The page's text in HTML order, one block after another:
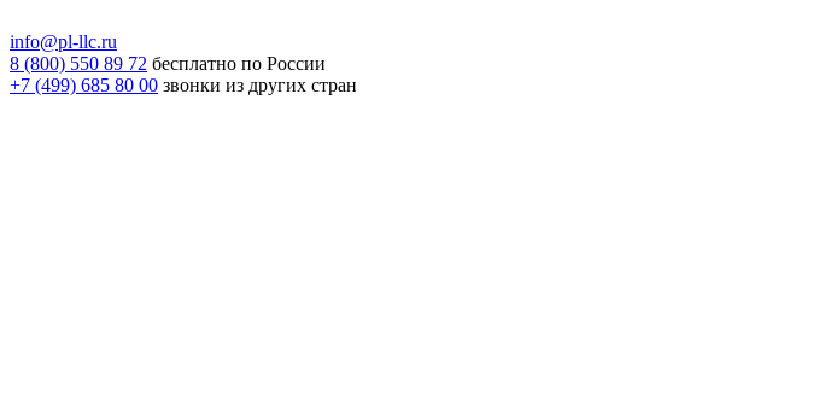
info@pl-llc.ru
8 (800) 550 89 72 бесплатно по России
+7 (499) 685 80 00 звонки из других стран